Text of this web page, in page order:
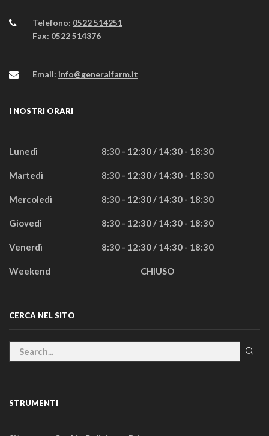
Telefono: 0522 514251
Fax: 0522 514376
Email: info@generalfarm.it
I NOSTRI ORARI
Lunedì 8:30 - 12:30 / 14:30 - 18:30
Martedì 8:30 - 12:30 / 14:30 - 18:30
Mercoledì 8:30 - 12:30 / 14:30 - 18:30
Giovedì 8:30 - 12:30 / 14:30 - 18:30
Venerdì 8:30 - 12:30 / 14:30 - 18:30
Weekend CHIUSO
CERCA NEL SITO
STRUMENTI